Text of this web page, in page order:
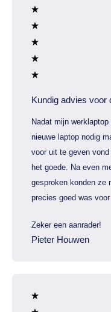
Kundig advies voor
Nadat mijn
nieuwe laptop nodig
voor uit te geven
het goede. Na even
gesproken konden ze
precies goed was
Zeker een aanrader!
Pieter Houwen